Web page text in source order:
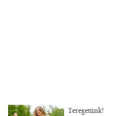
Teregetünk!